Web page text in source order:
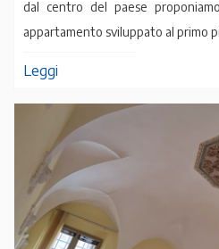
dal centro del paese
appartamento sviluppato al primo
Leggi